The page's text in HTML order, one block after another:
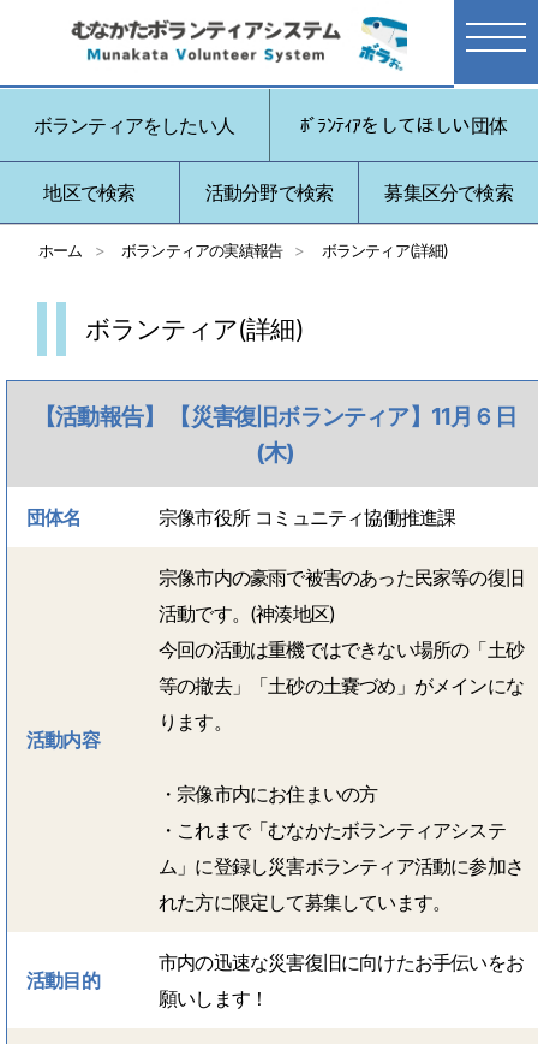
ボランティアをしたい人 ﾎﾞﾗﾝﾃｨｱをしてほしい団体
地区で検索 活動分野で検索 募集区分で検索
ホーム ボランティアの実績報告 ボランティア(詳細)
ボランティア(詳細)
【活動報告】 【災害復旧ボランティア】11月６日
(木)
団体名 宗像市役所 コミュニティ協働推進課
活動内容
宗像市内の豪雨で被害のあった民家等の復旧
活動です。(神湊地区)
今回の活動は重機ではできない場所の「土砂
等の撤去」「土砂の土嚢づめ」がメインにな
ります。
・宗像市内にお住まいの方
・これまで「むなかたボランティアシステ
ム」に登録し災害ボランティア活動に参加さ
れた方に限定して募集しています。
活動目的
市内の迅速な災害復旧に向けたお手伝いをお
願いします！